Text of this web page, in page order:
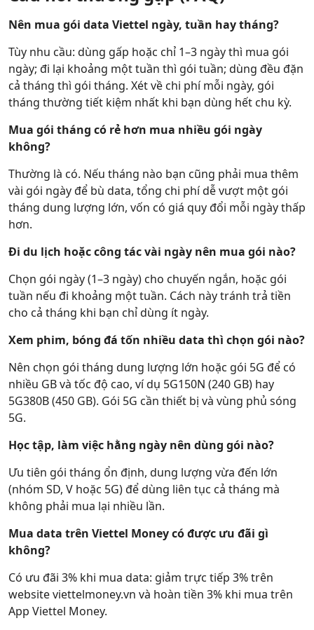
Nên mua gói data Viettel ngày, tuần hay tháng?
Tùy nhu cầu: dùng gấp hoặc chỉ 1–3 ngày thì mua gói
ngày; đi lại khoảng một tuần thì gói tuần; dùng đều đặn
cả tháng thì gói tháng. Xét về chi phí mỗi ngày, gói
tháng thường tiết kiệm nhất khi bạn dùng hết chu kỳ.
Mua gói tháng có rẻ hơn mua nhiều gói ngày
không?
Thường là có. Nếu tháng nào bạn cũng phải mua thêm
vài gói ngày để bù data, tổng chi phí dễ vượt một gói
tháng dung lượng lớn, vốn có giá quy đổi mỗi ngày thấp
hơn.
Đi du lịch hoặc công tác vài ngày nên mua gói nào?
Chọn gói ngày (1–3 ngày) cho chuyến ngắn, hoặc gói
tuần nếu đi khoảng một tuần. Cách này tránh trả tiền
cho cả tháng khi bạn chỉ dùng ít ngày.
Xem phim, bóng đá tốn nhiều data thì chọn gói nào?
Nên chọn gói tháng dung lượng lớn hoặc gói 5G để có
nhiều GB và tốc độ cao, ví dụ 5G150N (240 GB) hay
5G380B (450 GB). Gói 5G cần thiết bị và vùng phủ sóng
5G.
Học tập, làm việc hằng ngày nên dùng gói nào?
Ưu tiên gói tháng ổn định, dung lượng vừa đến lớn
(nhóm SD, V hoặc 5G) để dùng liên tục cả tháng mà
không phải mua lại nhiều lần.
Mua data trên Viettel Money có được ưu đãi gì
không?
Có ưu đãi 3% khi mua data: giảm trực tiếp 3% trên
website viettelmoney.vn và hoàn tiền 3% khi mua trên
App Viettel Money.